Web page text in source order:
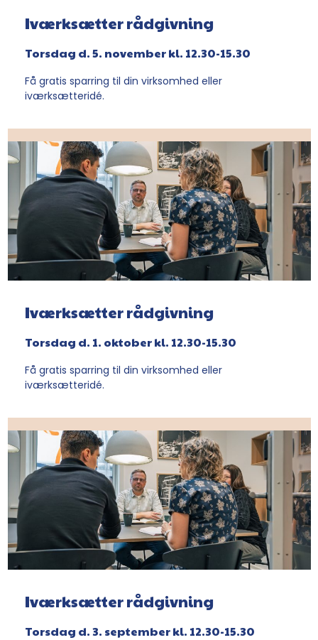
Iværksætter rådgivning
Torsdag d. 5. november kl. 12.30-15.30
Få gratis sparring til din virksomhed eller
iværksætteridé.
Iværksætter rådgivning
Torsdag d. 1. oktober kl. 12.30-15.30
Få gratis sparring til din virksomhed eller
iværksætteridé.
Iværksætter rådgivning
Torsdag d. 3. september kl. 12.30-15.30